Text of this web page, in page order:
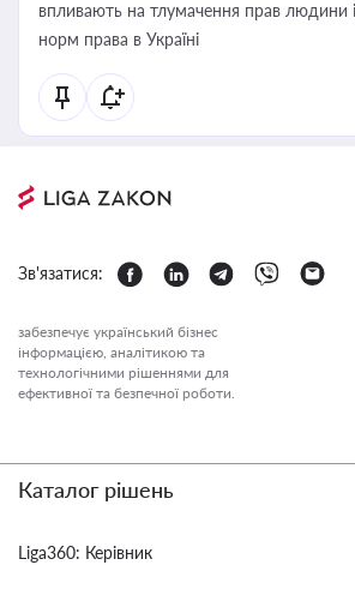
впливають на тлумачення прав людини
норм права в Україні
Зв'язатися:
забезпечує український бізнес
інформацією, аналітикою та
технологічними рішеннями для
ефективної та безпечної роботи.
Каталог рішень
Liga360: Керівник